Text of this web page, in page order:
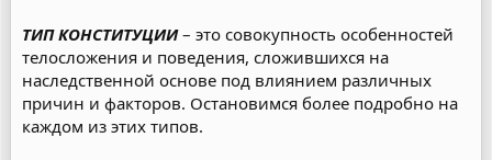
ТИП КОНСТИТУЦИИ– это совокупность особенностей
телосложения и поведения, сложившихся на
наследственной основе под влиянием различных
причин и факторов. Остановимся более подробно на
каждом из этих типов.